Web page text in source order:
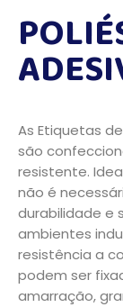
As Etiquetas
são
resistente.
não é
durabilidade e
ambientes
resistência a
podem ser
amarração,